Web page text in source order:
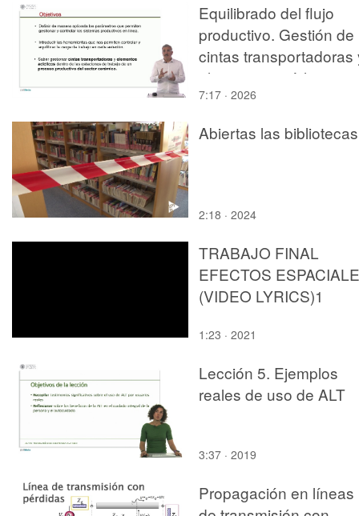
Equilibrado del flujo
productivo. Gestión de
cintas transportadoras
elementos acíclicos.
7:17 · 2026
Abiertas las bibliotecas
2:18 · 2024
TRABAJO FINAL
EFECTOS
(VIDEO LYRICS)1
1:23 · 2021
Lección 5. Ejemplos
reales de uso de ALT
3:37 · 2019
Propagación en líneas